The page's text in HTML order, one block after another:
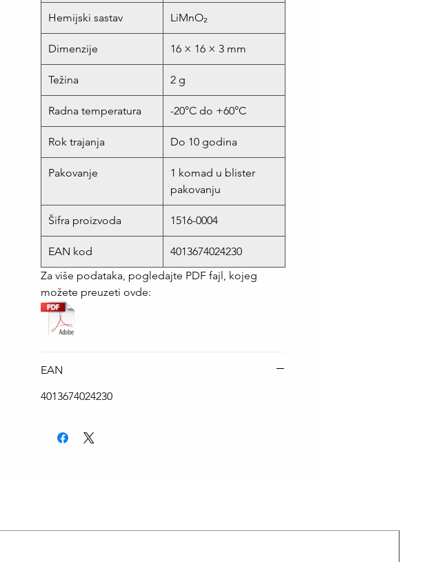
Hemijski sastav LiMnO₂
Dimenzije 16 × 16 × 3 mm
Težina 2 g
Radna temperatura -20°C do +60°C
Rok trajanja Do 10 godina
Pakovanje
1 komad u blister
pakovanju
Šifra proizvoda 1516-0004
EAN kod
4013674024230
Za više podataka, pogledajte PDF fajl, kojeg
možete preuzeti ovde:
EAN
4013674024230